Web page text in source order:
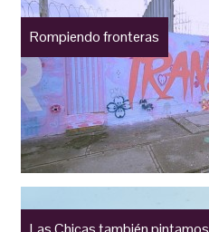
Rompiendo fronteras